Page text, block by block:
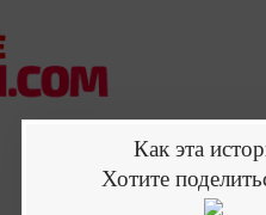
Как эта
Хотите